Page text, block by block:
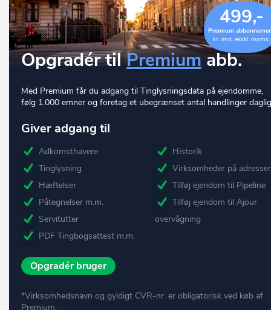
499,-
Premium
kr. /md. ekskl. moms.
Opgradér tilPremium abb.
Med Premium får du adgang til Tinglysningsdata på ejendomme,
følg 1.000 emner og foretag et ubegrænset antal handlinger
Giver adgang til
Adkomsthavere
Tinglysning
Hæftelser
Påtegnelser m.m.
Servitutter
PDF Tingbogsattest m.m.
Historik
Virksomheder på
Tilføj ejendom til Pipeline
Tilføj ejendom til Ajour
overvågning
Opgradér bruger
*Virksomhedsnavn og gyldigt CVR-nr. er obligatorisk ved køb af
Premium.